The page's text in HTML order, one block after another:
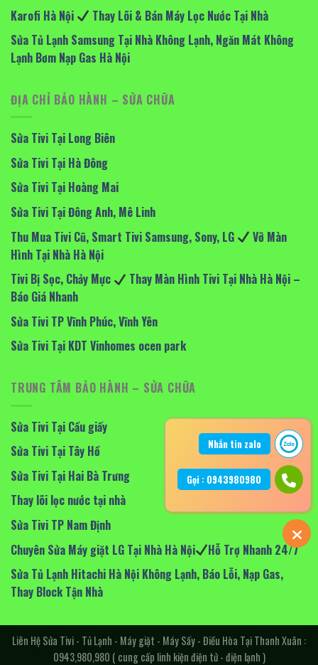
Karofi Hà Nội
Thay Lõi & Bán Máy Lọc Nước Tại Nhà
Sửa Tủ Lạnh Samsung Tại Nhà Không Lạnh, Ngăn Mát Không
Lạnh Bơm Nạp Gas Hà Nội
ĐỊA CHỈ BẢO HÀNH – SỬA CHỮA
Sửa Tivi Tại Long Biên
Sửa Tivi Tại Hà Đông
Sửa Tivi Tại Hoàng Mai
Sửa Tivi Tại Đông Anh, Mê Linh
Thu Mua Tivi Cũ, Smart Tivi Samsung, Sony, LG
Vỡ Màn
Hình Tại Nhà Hà Nội
Tivi Bị Sọc, Chảy Mực
Thay Màn Hình Tivi Tại Nhà Hà Nội –
Báo Giá Nhanh
Sửa Tivi TP Vĩnh Phúc, Vĩnh Yên
Sửa Tivi Tại KDT Vinhomes ocen park
TRUNG TÂM BẢO HÀNH – SỬA CHỮA
Sửa Tivi Tại Cầu giấy
Sửa Tivi Tại Tây Hồ
Sửa Tivi Tại Hai Bà Trưng
Thay lõi lọc nước tại nhà
Sửa Tivi TP Nam Định
Chuyên Sửa Máy giặt LG Tại Nhà Hà Nội
Hỗ Trợ Nhanh 24/7
Sửa Tủ Lạnh Hitachi Hà Nội Không Lạnh, Báo Lỗi, Nạp Gas,
Thay Block Tận Nhà
Liên Hệ Sửa Tivi - Tủ Lạnh - Máy giặt - Máy Sấy - Điều Hòa Tại Thanh Xuân :
0943,980,980 ( cung cấp linh kiện điện tử - điện lạnh )
Nhắn tin zalo
Gọi : 0943980980